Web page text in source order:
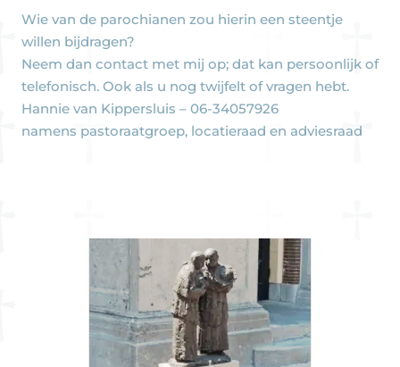
Wie van de parochianen zou hierin een steentje
willen bijdragen?
Neem dan contact met mij op; dat kan persoonlijk of
telefonisch. Ook als u nog twijfelt of vragen hebt.
Hannie van Kippersluis – 06-34057926
namens pastoraatgroep, locatieraad en adviesraad